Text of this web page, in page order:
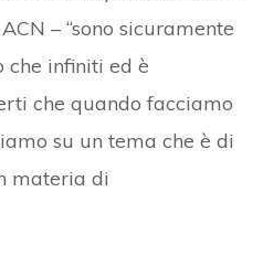
– “sono sicuramente
che infiniti ed è
che quando facciamo
su un tema che è di
materia di